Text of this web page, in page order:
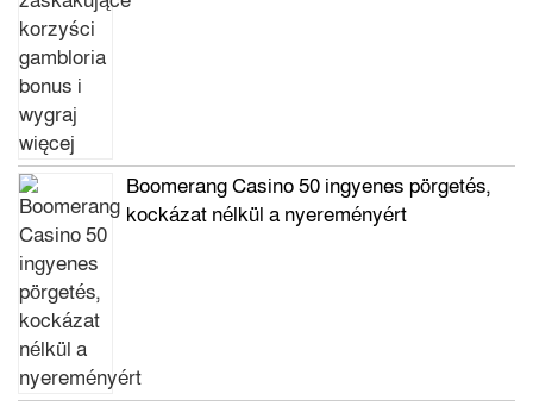
Boomerang Casino 50 ingyenes pörgetés,
kockázat nélkül a nyereményért